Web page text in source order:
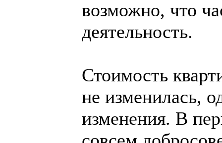
возможно, что
деятельность.
Стоимость
не изменилась,
изменения. В